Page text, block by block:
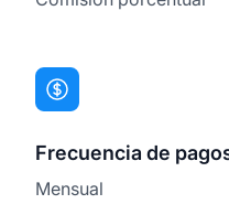
Frecuencia de
Mensual